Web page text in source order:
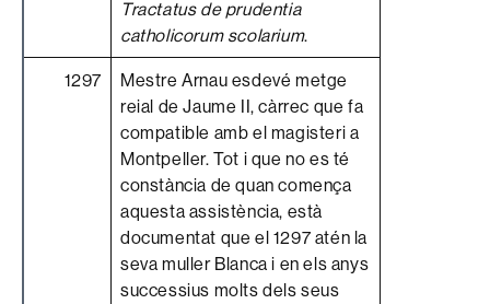
Tractatus de prudentia
catholicorum scolarium.
1297
Mestre Arnau esdevé metge
reial de Jaume II, càrrec que fa
compatible amb el magisteri a
Montpeller. Tot i que no es té
constància de quan comença
aquesta assistència, està
documentat que el 1297 atén la
seva muller Blanca i en els anys
successius molts dels seus